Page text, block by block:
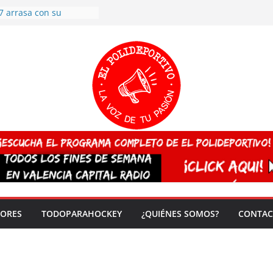
del mundo
TRICV 2025-2026
arrasa en el
de España sub20
TODOPARAHOCKEY ¿QUIÉNES SOMOS?